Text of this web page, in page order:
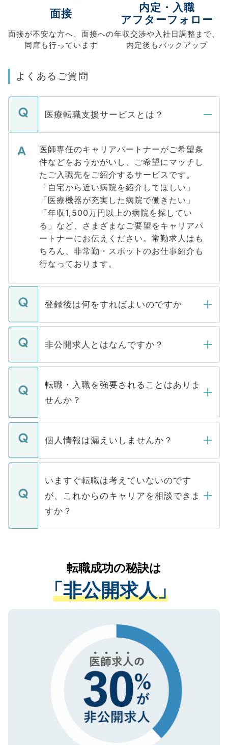
面接
面接が不安な方へ、 面接への
同席も行っています
内定・入職
アフターフォロー
年収交渉や入社日調整まで、
内定後もバックアップ
よくあるご質問
医療転職支援サービスとは？
医師専任のキャリアパートナーがご希望条
件などをおうかがいし、ご希望にマッチし
たご入職先をご紹介するサービスです。
「自宅から近い病院を紹介してほしい」
「医療機器が充実した病院で働きたい」
「年収1,500万円以上の病院を探してい
る」など、さまざまなご要望をキャリアパ
ートナーにお伝えください。常勤求人はも
ちろん、非常勤・スポットのお仕事紹介も
行なっております。
登録後は何をすればよいのですか
ご登録いただきましたら、弊社担当者がご
登録内容を確認し、その後メールもしくは
ます。通常、5営業日以内にはご連絡をせて
いただきますので、しばらくお待ちくださ
い。
非公開求人とはなんですか？
マイナビDOCTORで取り扱っている求人の
うち約3割は、Webサイトからご覧いただ
けない「非公開求人」です。非公開求人は
下記の理由によって、一般には公開してい
ません。
■応募殺到を避けるため 人気のある医療機
関を公にしてしまうと、応募が殺到する場
に、医療機関が求める条件に合った人材の
みを人材紹介会社に依頼するケースが増え
ています。
転職・入職を強要されることはありま
せんか？
転職・入職を強要することは一切ありませ
ん。また、仮に応募先から内定をいただい
定を承諾する必要はありません。内定先へ
の辞退の連絡はキャリアパートナーが行い
ますので、ご安心ください。
個人情報は漏えいしませんか？
個人情報が漏えいすることはありませんの
で、ご安心ください。当サイトからの登録
などで収集したご登録者様の個人情報は、
ご本人のキャリアアップおよび転職活動の
支援を目的に使用いたします。お預かりし
ているすべての個人データはご本人の許可
は、個人情報の取り扱いについての厳密な
管理基準を満たした事業者のみに付与され
る、プライバシーマークを取得済みです。
ご登録いただいた個人情報は、SSL（デー
で、機密保持に関してもご安心ください。
いますぐ転職は考えていないのです
が、これからのキャリアを相談できま
すか？
かがいして、現在の医療機関の状況や紹介
経験をまじえながら、適切なアドバイスを
させていただきます。すぐにご転職をされ
ない方には、長期的なサポートが可能です
ので、まずはご登録ください。
転職成功の秘訣は
「非公開求人」